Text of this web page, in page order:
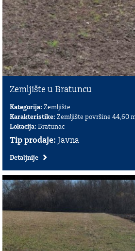
Zemljište u Bratuncu
Kategorija: Zemljište
Karakteristike: Zemljište površine 44,60
Lokacija: Bratunac
Tip prodaje: Javna
Detaljnije